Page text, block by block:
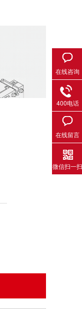
在线咨询
400电话
在线留言
微信扫一扫